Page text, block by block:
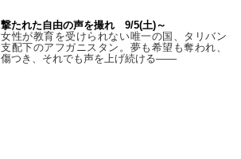
撃たれた自由の声を撮れ 9/5(土)～
女性が教育を受けられない唯一の国、タリバン
支配下のアフガニスタン。夢も希望も奪われ、
傷つき、それでも声を上げ続ける——